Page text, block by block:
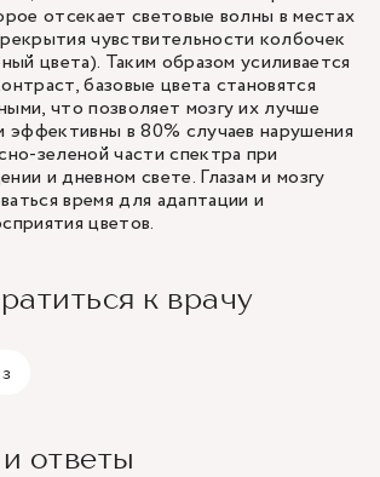
отсекает световые волны в местах
чувствительности колбочек
цвета). Таким образом усиливается
базовые цвета становятся
что позволяет мозгу их лучше
эффективны в 80% случаев нарушения
зеленой части спектра при
и дневном свете. Глазам и мозгу
время для адаптации и
цветов.
к врачу
ответы